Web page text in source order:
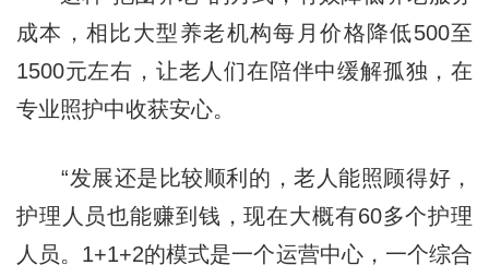
成本，相比大型养老机构每月价格降低500至
1500元左右，让老人们在陪伴中缓解孤独，在
专业照护中收获安心。
“发展还是比较顺利的，老人能照顾得好，
护理人员也能赚到钱，现在大概有60多个护理
人员。1+1+2的模式是一个运营中心，一个综合